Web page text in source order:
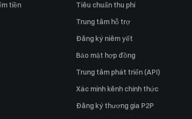
tiền
Tiêu chuẩn thu phí
Trung tâm hỗ trợ
Đăng ký niêm yết
Bảo mật hợp đồng
Trung tâm phát triển (API)
Xác minh kênh chính thức
Đăng ký thương gia P2P